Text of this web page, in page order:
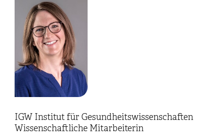
IGW Institut für Gesundheitswissenschaften
Wissenschaftliche Mitarbeiterin